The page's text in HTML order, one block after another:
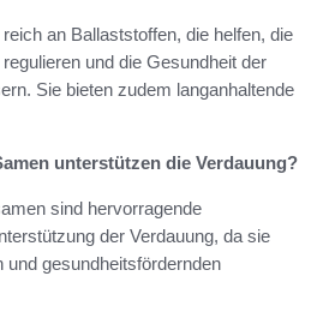
an Ballaststoffen, die helfen, die
und die Gesundheit der
Sie bieten zudem langanhaltende
unterstützen die Verdauung?
sind hervorragende
der Verdauung, da sie
und gesundheitsfördernden